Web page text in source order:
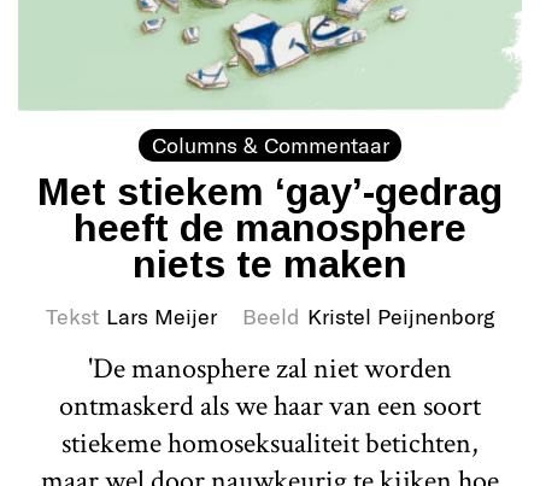
Columns & Commentaar
Met stiekem ‘gay’-gedrag
heeft de manosphere
niets te maken
Tekst Lars Meijer Beeld Kristel Peijnenborg
'De manosphere zal niet worden
ontmaskerd als we haar van een soort
stiekeme homoseksualiteit betichten,